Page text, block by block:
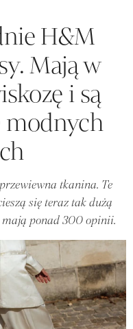
H&M
Mają w
i są
modnych
tkanina. Te
się teraz tak dużą
mają ponad 300 opinii.